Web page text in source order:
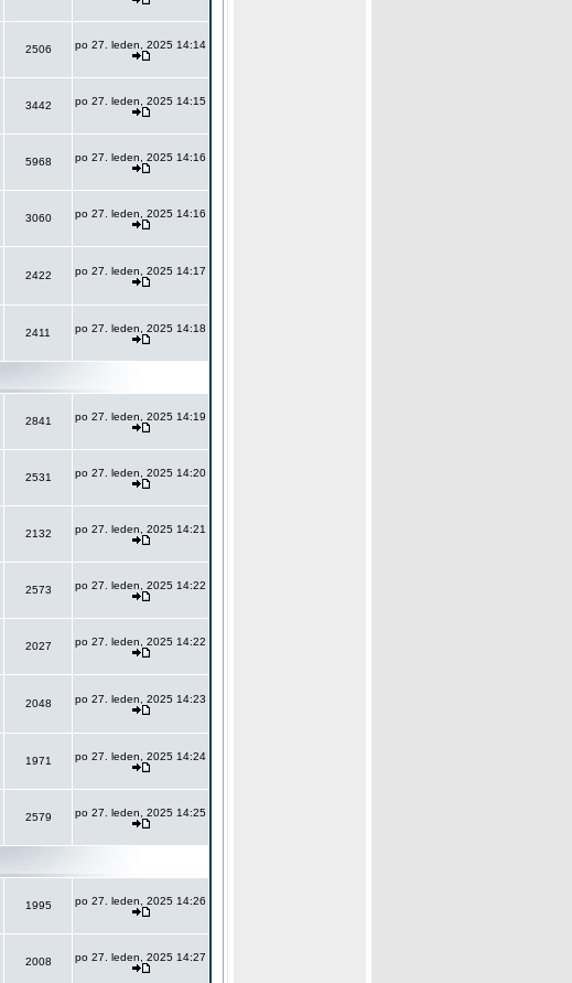
2506 po 27. leden, 2025 14:14
3442 po 27. leden, 2025 14:15
5968 po 27. leden, 2025 14:16
3060 po 27. leden, 2025 14:16
2422 po 27. leden, 2025 14:17
2411 po 27. leden, 2025 14:18
2841 po 27. leden, 2025 14:19
2531 po 27. leden, 2025 14:20
2132 po 27. leden, 2025 14:21
2573 po 27. leden, 2025 14:22
2027 po 27. leden, 2025 14:22
2048 po 27. leden, 2025 14:23
1971 po 27. leden, 2025 14:24
2579 po 27. leden, 2025 14:25
1995 po 27. leden, 2025 14:26
2008 po 27. leden, 2025 14:27